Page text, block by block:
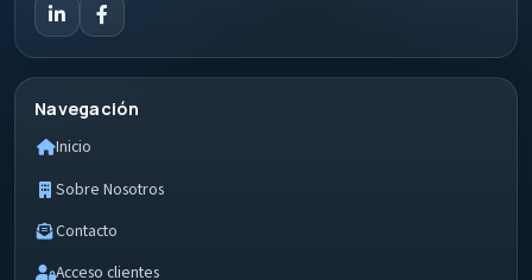
Navegación
Inicio
Sobre Nosotros
Contacto
Acceso clientes